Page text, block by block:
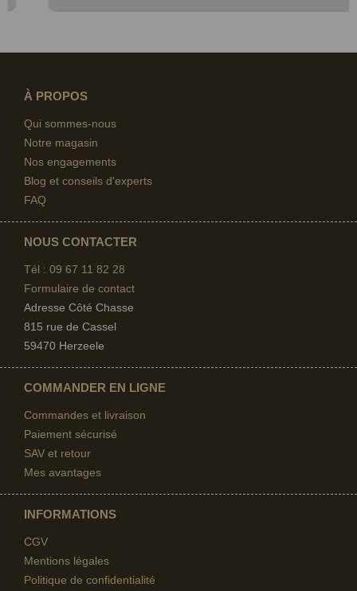
À PROPOS
Qui sommes-nous
Notre magasin
Nos engagements
Blog et conseils d'experts
FAQ
NOUS CONTACTER
Tél : 09 67 11 82 28
Formulaire de contact
Adresse Côté Chasse
815 rue de Cassel
59470 Herzeele
COMMANDER EN LIGNE
Commandes et livraison
Paiement sécurisé
SAV et retour
Mes avantages
INFORMATIONS
CGV
Mentions légales
Politique de confidentialité